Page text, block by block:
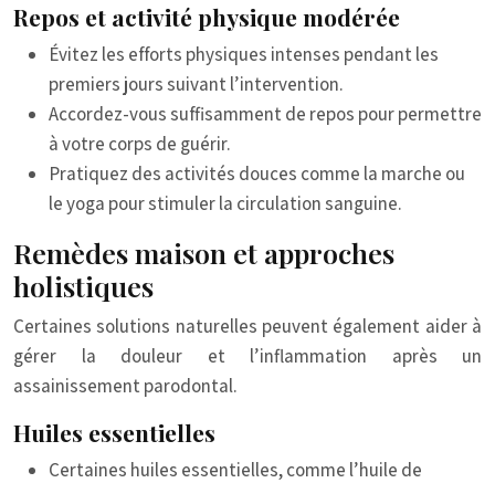
Repos et activité physique modérée
Évitez les efforts physiques intenses pendant les
premiers jours suivant l’intervention.
Accordez-vous suffisamment de repos pour permettre
à votre corps de guérir.
Pratiquez des activités douces comme la marche ou
le yoga pour stimuler la circulation sanguine.
Remèdes maison et approches
holistiques
Certaines solutions naturelles peuvent également aider à
gérer la douleur et l’inflammation après un
assainissement parodontal.
Huiles essentielles
Certaines huiles essentielles, comme l’huile de